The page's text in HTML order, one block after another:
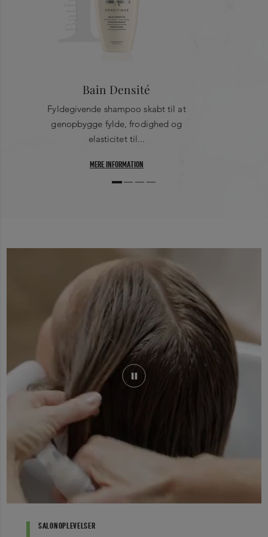
Bain Densité
Fyldegivende shampoo skabt til at
genopbygge fylde, frodighed og
elasticitet til...
MERE INFORMATION
SALONOPLEVELSER